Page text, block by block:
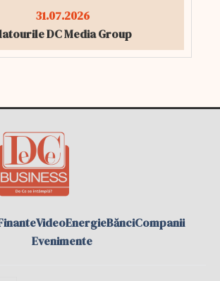
31.07.2026
DC Media Group
VideoEnergieBănciCompanii
Evenimente